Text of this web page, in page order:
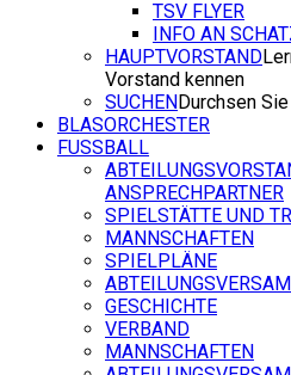
TSV FLYER
INFO AN
HAUPTVORSTAND
Vorstand kennen
SUCHEN Durchsen
BLASORCHESTER
FUSSBALL
ANSPRECHPARTNER
SPIELSTÄTTE UND
MANNSCHAFTEN
SPIELPLÄNE
GESCHICHTE
VERBAND
MANNSCHAFTEN